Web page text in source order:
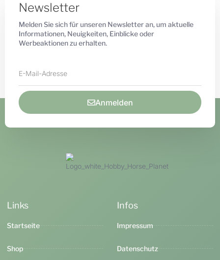
Newsletter
Melden Sie sich für unseren Newsletter an, um aktuelle
Informationen, Neuigkeiten, Einblicke oder
Werbeaktionen zu erhalten.
Anmelden
Links
Startseite
Shop
Infos
Impressum
Datenschutz